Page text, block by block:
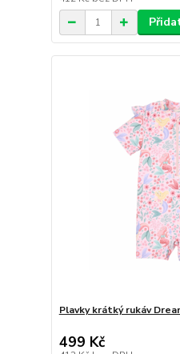
Plavky krátký rukáv
499 Kč